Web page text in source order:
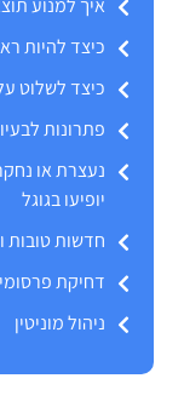
איך למנוע
כיצד להיות
כיצד לשלוט
פתרונות
נעצרת או
יופיעו בגוגל
חדשות טובות
דחיקת
ניהול מוניטין